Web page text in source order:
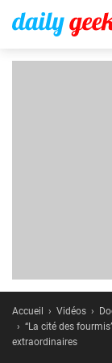
Accueil Vidéos
“La cité des
extraordinaires